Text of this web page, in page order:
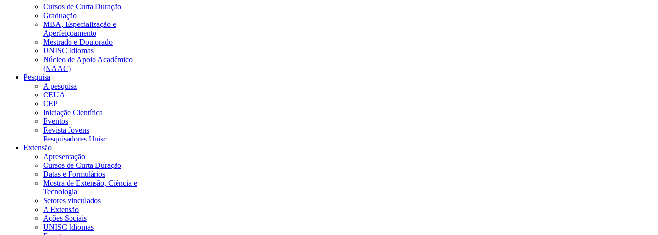
Cursos de Curta Duração
Graduação
MBA, Especialização e
Aperfeiçoamento
Mestrado e Doutorado
UNISC Idiomas
Núcleo de Apoio Acadêmico
(NAAC)
Pesquisa
A pesquisa
CEUA
CEP
Iniciação Científica
Eventos
Revista Jovens
Pesquisadores Unisc
Extensão
Apresentação
Cursos de Curta Duração
Datas e Formulários
Mostra de Extensão, Ciência e
Tecnologia
Setores vinculados
A Extensão
Ações Sociais
UNISC Idiomas